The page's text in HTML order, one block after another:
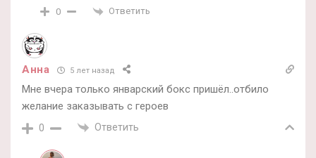
0 Ответить
Анна 5 лет назад
Мне вчера только январский бокс пришёл..отбило
желание заказывать с героев
0 Ответить